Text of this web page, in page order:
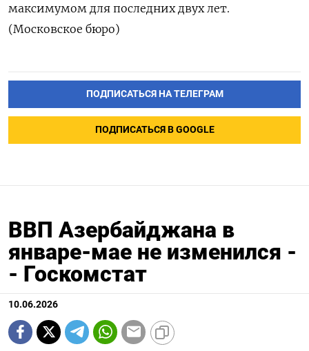
максимумом для последних двух лет.
(Московское бюро)
ПОДПИСАТЬСЯ НА ТЕЛЕГРАМ
ПОДПИСАТЬСЯ В GOOGLE
ВВП Азербайджана в
январе-мае не изменился -
- Госкомстат
10.06.2026